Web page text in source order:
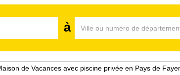
à
de Vacances avec piscine privée en Pays de